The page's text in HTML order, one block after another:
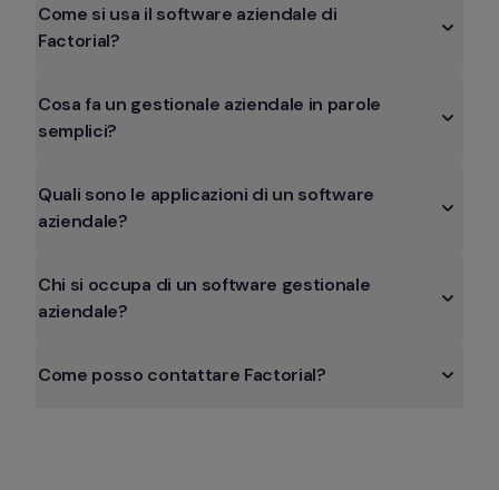
Come si usa il software aziendale di
Factorial?
Cosa fa un gestionale aziendale in parole
semplici?
Quali sono le applicazioni di un software
aziendale?
Chi si occupa di un software gestionale
aziendale?
Come posso contattare Factorial?